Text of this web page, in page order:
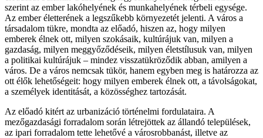
szerint az ember lakóhelyének és munkahelyének térbeli egysége.
Az ember életterének a legszűkebb környezetét jelenti. A város a
társadalom tükre, mondta az előadó, hiszen az, hogy milyen
emberek élnek ott, milyen szokásaik, kultúrájuk van, milyen a
gazdaság, milyen meggyőződéseik, milyen életstílusuk van, milyen
a politikai kultúrájuk – mindez visszatükröződik abban, amilyen a
város. De a város nemcsak tükör, hanem egyben meg is határozza az
ott élők lehetőségeit: hogy milyen emberek élnek ott, a távolságokat,
a személyek identitását, a közösséghez tartozását.
Az előadó kitért az urbanizáció történelmi fordulataira. A
mezőgazdasági forradalom során létrejöttek az állandó települések,
az ipari forradalom tette lehetővé a városrobbanást, illetve az